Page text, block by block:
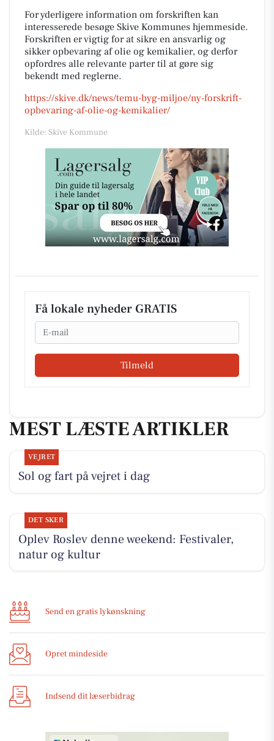
For yderligere information om forskriften kan
interesserede besøge Skive Kommunes hjemmeside.
Forskriften er vigtig for at sikre en ansvarlig og
sikker opbevaring af olie og kemikalier, og derfor
opfordres alle relevante parter til at gøre sig
bekendt med reglerne.
https://skive.dk/news/temu-byg-miljoe/ny-forskrift-
opbevaring-af-olie-og-kemikalier/
Kilde: Skive Kommune
Få lokale nyheder GRATIS
Email
Tilmeld
MEST LÆSTE ARTIKLER
VEJRET
Sol og fart på vejret i dag
DET SKER
Oplev Roslev denne weekend: Festivaler,
natur og kultur
Send en gratis lykønskning
Opret mindeside
Indsend dit læserbidrag